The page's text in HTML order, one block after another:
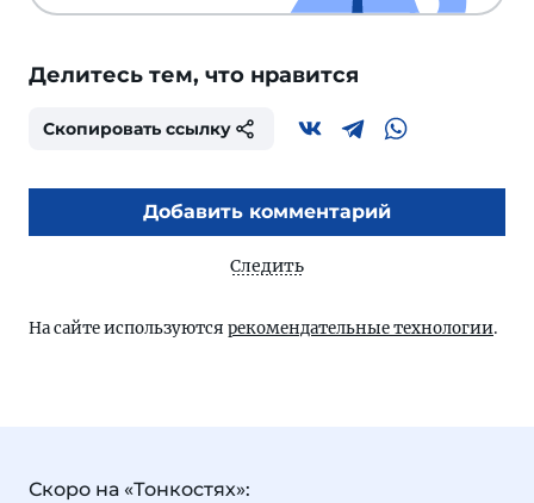
Делитесь тем, что нравится
Скопировать ссылку
Добавить комментарий
Следить
На сайте используются рекомендательные технологии.
Скоро на «Тонкостях»: